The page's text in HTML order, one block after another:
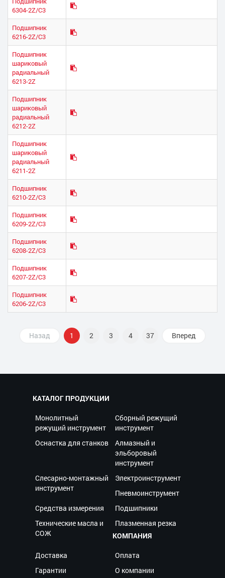
6304-2Z/C3
Подшипник
6216-2Z/C3
Подшипник
шариковый
радиальный
6213-2Z
Подшипник
шариковый
радиальный
6212-2Z
Подшипник
шариковый
радиальный
6211-2Z
Подшипник
6210-2Z/C3
Подшипник
6209-2Z/C3
Подшипник
6208-2Z/C3
Подшипник
6207-2Z/C3
Подшипник
6206-2Z/C3
Назад 1 2 3 4 37 Вперед
КАТАЛОГ ПРОДУКЦИИ
Монолитный
режущий инструмент
Сборный режущий
инструмент
Оснастка для станков
Алмазный и
эльборовый
инструмент
Слесарно-монтажный
инструмент
Электроинструмент
Пневмоинструмент
Средства измерения
Подшипники
Технические масла и
СОЖ
Плазменная резка
КОМПАНИЯ
Доставка
Оплата
Гарантии
О компании